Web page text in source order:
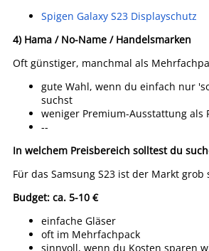
Spigen Galaxy S23 Displayschutz
4) Hama / No-Name / Handelsmarken
Oft günstiger, manchmal als
gute Wahl, wenn du einfach nur
suchst
weniger Premium-Ausstattung als
--
In welchem Preisbereich solltest du
Für das Samsung S23 ist der Markt grob
Budget: ca. 5-10 €
einfache Gläser
oft im Mehrfachpack
sinnvoll, wenn du Kosten sparen